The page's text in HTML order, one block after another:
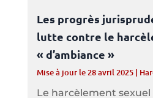
Les progrès
lutte contre le
« d’ambiance »
Mise à jour le 28 avril 2025|
Le harcèlement